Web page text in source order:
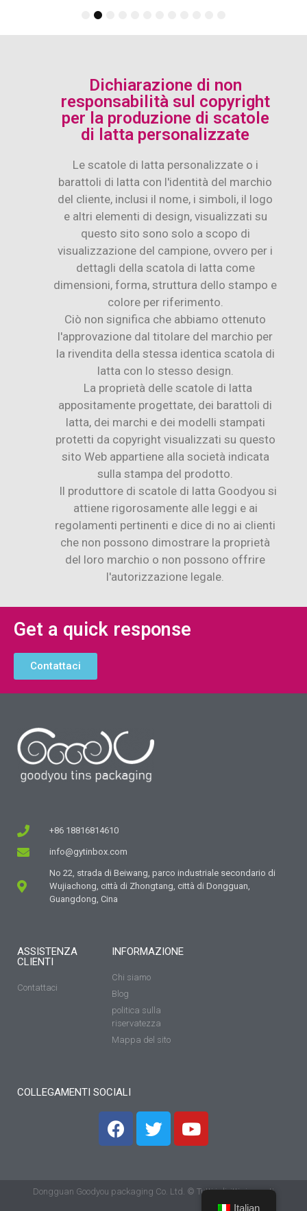
5
Dichiarazione di non
responsabilità sul copyright
per la produzione di scatole
di latta personalizzate
Le scatole di latta personalizzate o i
barattoli di latta con l'identità del marchio
del cliente, inclusi il nome, i simboli, il logo
e altri elementi di design, visualizzati su
questo sito sono solo a scopo di
visualizzazione del campione, ovvero per i
dettagli della scatola di latta come
dimensioni, forma, struttura dello stampo e
colore per riferimento.
Ciò non significa che abbiamo ottenuto
l'approvazione dal titolare del marchio per
la rivendita della stessa identica scatola di
latta con lo stesso design.
La proprietà delle scatole di latta
appositamente progettate, dei barattoli di
latta, dei marchi e dei modelli stampati
protetti da copyright visualizzati su questo
sito Web appartiene alla società indicata
sulla stampa del prodotto.
Il produttore di scatole di latta Goodyou si
attiene rigorosamente alle leggi e ai
regolamenti pertinenti e dice di no ai clienti
che non possono dimostrare la proprietà
del loro marchio o non possono offrire
l'autorizzazione legale.
Get a quick response
Contattaci
+86 18816814610
info@gytinbox.com
No 22, strada di Beiwang, parco industriale secondario di
Wujiachong, città di Zhongtang, città di Dongguan,
Guangdong, Cina
ASSISTENZA
CLIENTI
Contattaci
INFORMAZIONE
Chi siamo
Blog
politica sulla
riservatezza
Mappa del sito
COLLEGAMENTI SOCIALI
Dongguan Goodyou packaging Co. Ltd. © Tutti i diritti riservati
Italian